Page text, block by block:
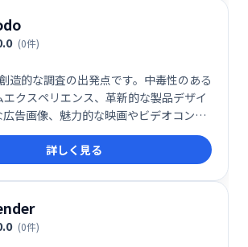
(0件)
造的な調査の出発点です。中毒性のある
エクスペリエンス、革新的な製品デザイ
広告画像、魅力的な映画やビデオコンテ
ど、MODOのアーティストフレンドリー
すると、自由に反復してアイデアの完
実現できます。
詳しく見る
(0件)